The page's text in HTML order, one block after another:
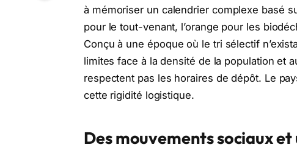
à mémoriser un calendrier complexe basé
pour le tout-venant, l’orange pour les
Conçu à une époque où le tri sélectif
limites face à la densité de la population et
respectent pas les horaires de dépôt. Le
cette rigidité logistique.
Des mouvements sociaux